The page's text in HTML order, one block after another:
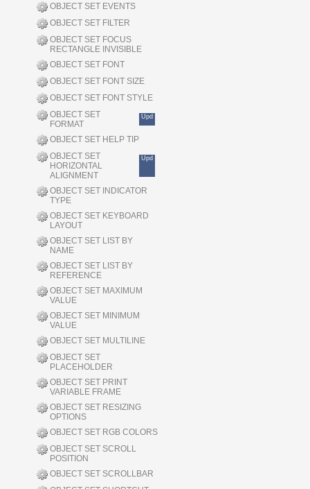
OBJECT SET EVENTS
OBJECT SET FILTER
OBJECT SET FOCUS
RECTANGLE INVISIBLE
OBJECT SET FONT
OBJECT SET FONT SIZE
OBJECT SET FONT STYLE
OBJECT SET
FORMAT
Upd
OBJECT SET HELP TIP
OBJECT SET
HORIZONTAL
ALIGNMENT
Upd
OBJECT SET INDICATOR
TYPE
OBJECT SET KEYBOARD
LAYOUT
OBJECT SET LIST BY
NAME
OBJECT SET LIST BY
REFERENCE
OBJECT SET MAXIMUM
VALUE
OBJECT SET MINIMUM
VALUE
OBJECT SET MULTILINE
OBJECT SET
PLACEHOLDER
OBJECT SET PRINT
VARIABLE FRAME
OBJECT SET RESIZING
OPTIONS
OBJECT SET RGB COLORS
OBJECT SET SCROLL
POSITION
OBJECT SET SCROLLBAR